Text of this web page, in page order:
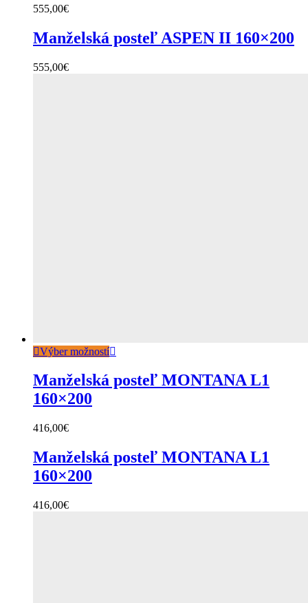
555,00€
Manželská posteľ ASPEN II 160×200
555,00€
Výber možností
Manželská posteľ MONTANA L1
160×200
416,00€
Manželská posteľ MONTANA L1
160×200
416,00€